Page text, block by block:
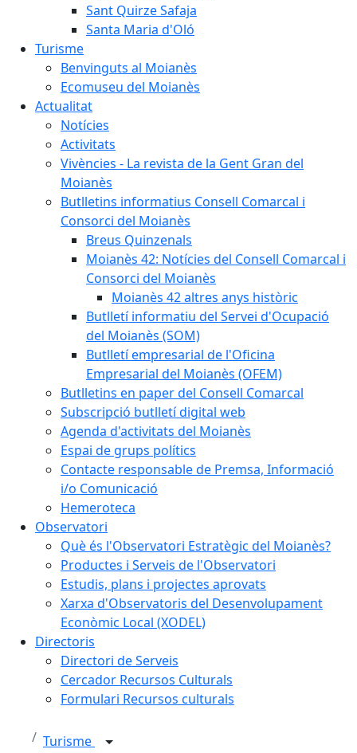
Sant Quirze Safaja
Santa Maria d'Oló
Turisme
Benvinguts al Moianès
Ecomuseu del Moianès
Actualitat
Notícies
Activitats
Vivències - La revista de la Gent Gran del
Moianès
Butlletins informatius Consell Comarcal i
Consorci del Moianès
Breus Quinzenals
Moianès 42: Notícies del Consell Comarcal i
Consorci del Moianès
Moianès 42 altres anys històric
Butlletí informatiu del Servei d'Ocupació
del Moianès (SOM)
Butlletí empresarial de l'Oficina
Empresarial del Moianès (OFEM)
Butlletins en paper del Consell Comarcal
Subscripció butlletí digital web
Agenda d'activitats del Moianès
Espai de grups polítics
Contacte responsable de Premsa, Informació
i/o Comunicació
Hemeroteca
Observatori
Què és l'Observatori Estratègic del Moianès?
Productes i Serveis de l'Observatori
Estudis, plans i projectes aprovats
Xarxa d'Observatoris del Desenvolupament
Econòmic Local (XODEL)
Directoris
Directori de Serveis
Cercador Recursos Culturals
Formulari Recursos culturals
Turisme